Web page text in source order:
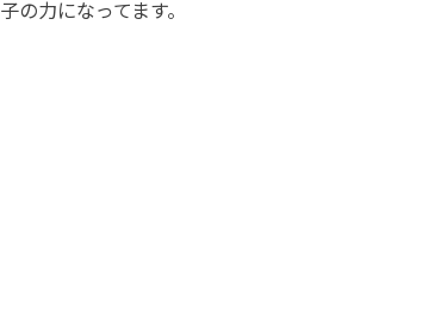
の力になってます。